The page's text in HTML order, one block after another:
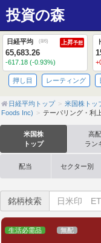
投資の森
日経平均 (8/6) 上昇予想
65,683.26
-617.18 (-0.93%)
押し目 レーティング
日経平均トップ 米国株トッ
Foods Inc)
テーパリング・利
米国株
トップ
高
ラン
配当 セクター別
銘柄検索
生活必需品 無配